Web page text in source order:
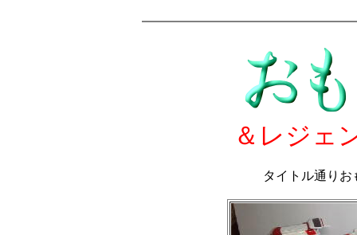
＆レジェ
タイトル通り